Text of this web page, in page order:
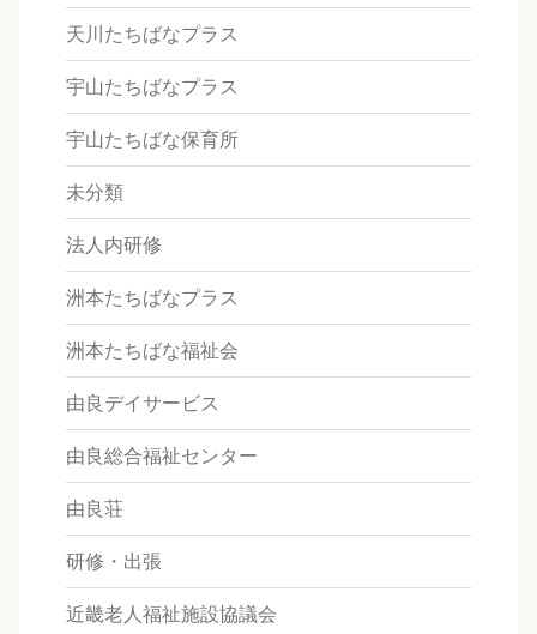
天川たちばなプラス
宇山たちばなプラス
宇山たちばな保育所
未分類
法人内研修
洲本たちばなプラス
洲本たちばな福祉会
由良デイサービス
由良総合福祉センター
由良荘
研修・出張
近畿老人福祉施設協議会